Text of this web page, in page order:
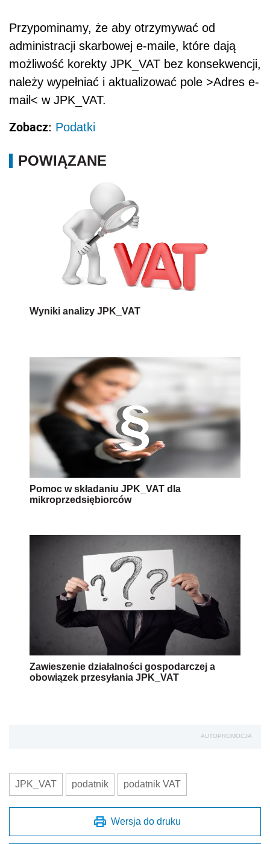
Przypominamy, że aby otrzymywać od
administracji skarbowej e-maile, które dają
możliwość korekty JPK_VAT bez konsekwencji,
należy wypełniać i aktualizować pole >Adres e-
mail< w JPK_VAT.
Zobacz: Podatki
POWIĄZANE
Wyniki analizy JPK_VAT
Pomoc w składaniu JPK_VAT dla
mikroprzedsiębiorców
Zawieszenie działalności gospodarczej a
obowiązek przesyłania JPK_VAT
AUTOPROMOCJA
JPK_VAT podatnik podatnik VAT
Wersja do druku